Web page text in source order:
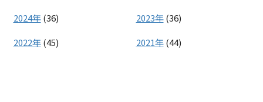
2024年(36) 2023年(36)
2022年(45) 2021年(44)